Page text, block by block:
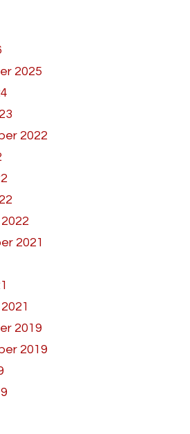
2025
2022
2021
2019
2019